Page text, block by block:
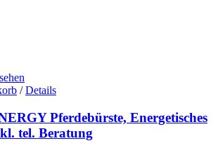
/ Details
Pferdebürste, Energetisches
tel. Beratung